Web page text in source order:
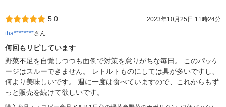
5.0
2023年10月25日 11時24分
tha********さん
何回もリピしています
野菜不足を自覚しつつも面倒で対策を怠りがちな毎日。 このパッケ
ージはスルーできません。 レトルトものにしては具が多いですし、
何より美味しいです。 週に一度は食べていますので、これからもず
っと販売を続けて欲しいです。